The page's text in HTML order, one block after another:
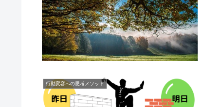
行動変容への思考メソッド